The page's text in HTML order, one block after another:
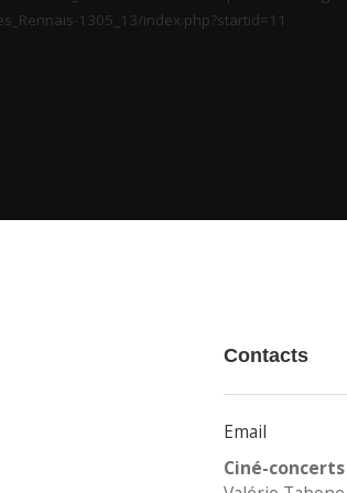
1305_13/index.php?startid=11
Contacts
Email
Ciné-concerts